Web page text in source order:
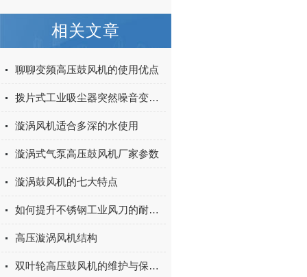
相关文章
聊聊变频高压鼓风机的使用优点
拨片式工业吸尘器突然噪音变大的5个原因
漩涡风机适合多深的水使用
漩涡式气泵高压鼓风机厂家参数
漩涡鼓风机的七大特点
如何提升不锈钢工业风刀的耐用性与效率
高压漩涡风机结构
双叶轮高压鼓风机的维护与保养指南